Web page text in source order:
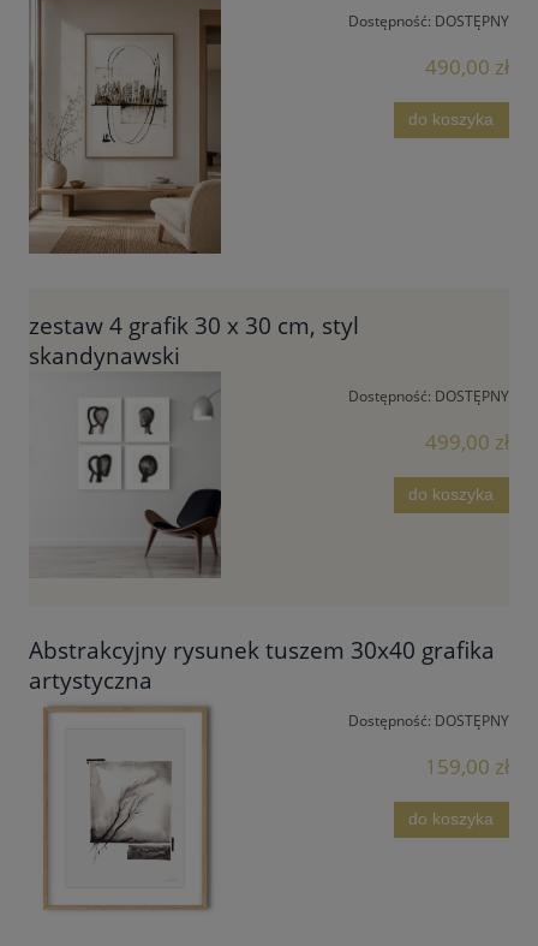
Dostępność: DOSTĘPNY
490,00 zł
do koszyka
zestaw 4 grafik 30 x 30 cm, styl
skandynawski
Dostępność: DOSTĘPNY
499,00 zł
do koszyka
Abstrakcyjny rysunek tuszem 30x40 grafika
artystyczna
Dostępność: DOSTĘPNY
159,00 zł
do koszyka